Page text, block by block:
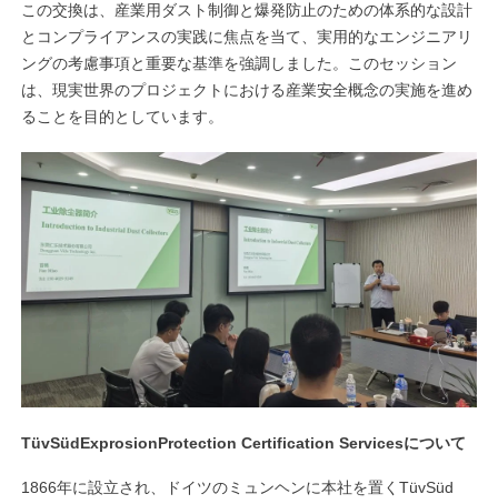
この交換は、産業用ダスト制御と爆発防止のための体系的な設計
とコンプライアンスの実践に焦点を当て、実用的なエンジニアリ
ングの考慮事項と重要な基準を強調しました。このセッション
は、現実世界のプロジェクトにおける産業安全概念の実施を進め
ることを目的としています。
TüvSüdExprosionProtection Certification Servicesについて
1866年に設立され、ドイツのミュンヘンに本社を置くTüvSüd